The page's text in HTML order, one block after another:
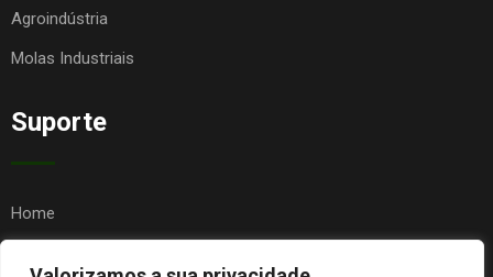
Agroindústria
Molas Industriais
Suporte
Home